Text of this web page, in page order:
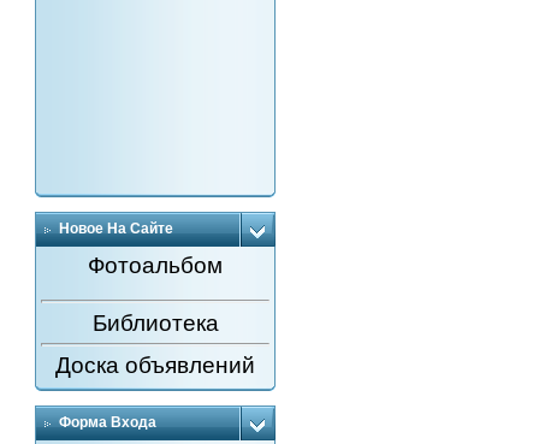
Новое На Сайте
Фотоальбом
Библиотека
Доска объявлений
Форма Входа